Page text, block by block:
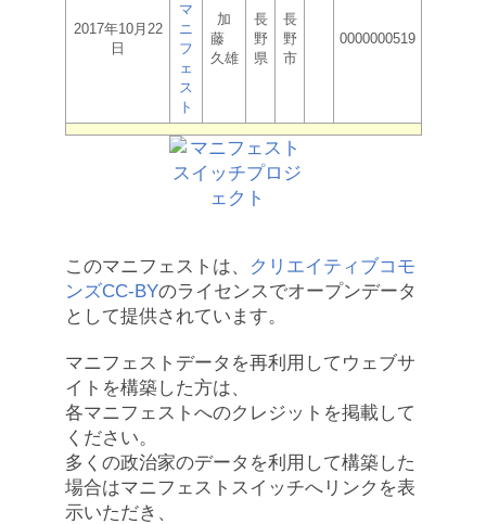
2017年10月22
日
マ
ニ
フ
ェ
ス
ト
加
藤
久雄
長
野
県
長
野
市
0000000519
このマニフェストは、
クリエイティブコモ
ンズCC-BYのライセンスでオープンデータ
として提供されています。
マニフェストデータを再利用してウェブサ
イトを構築した方は、
各マニフェストへのクレジットを掲載して
ください。
多くの政治家のデータを利用して構築した
場合はマニフェストスイッチへリンクを表
示いただき、